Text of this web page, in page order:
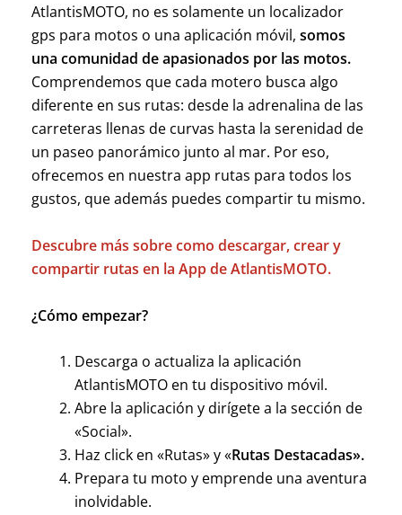
AtlantisMOTO, no es solamente un localizador
gps para motos o una aplicación móvil, somos
una comunidad de apasionados por las motos.
Comprendemos que cada motero busca algo
diferente en sus rutas: desde la adrenalina de las
carreteras llenas de curvas hasta la serenidad de
un paseo panorámico junto al mar. Por eso,
ofrecemos en nuestra app rutas para todos los
gustos, que además puedes compartir tu mismo.
Descubre más sobre como descargar, crear y
compartir rutas en la App de AtlantisMOTO.
¿Cómo empezar?
Descarga o actualiza la aplicación
AtlantisMOTO en tu dispositivo móvil.
Abre la aplicación y dirígete a la sección de
«Social».
Haz click en «Rutas» y «Rutas Destacadas».
Prepara tu moto y emprende una aventura
inolvidable.